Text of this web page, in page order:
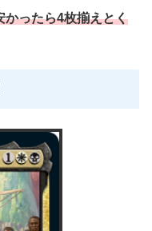
ったら4枚揃えとく